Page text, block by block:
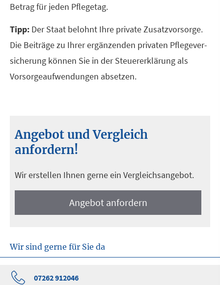
Betrag für jeden Pflegetag.
Tipp: Der Staat belohnt Ihre private Zusatzvorsorge.
Die Beiträge zu Ihrer ergänzenden privaten Pflege­ver­
si­che­rung können Sie in der Steuererklärung als
Vorsorgeaufwendungen absetzen.
Angebot und Vergleich
anfordern!
Wir erstellen Ihnen gerne ein Vergleichsangebot.
An­ge­bot an­for­dern
Wir sind gerne für Sie da
07262 912046